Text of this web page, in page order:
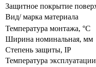
Защитное покрытие
Вид/ марка материала
Температура монтажа, °С
Ширина номинальная, мм
Степень защиты, IP
Температура